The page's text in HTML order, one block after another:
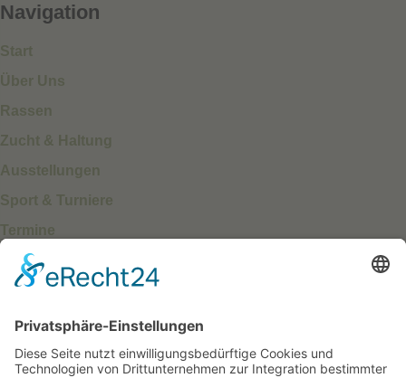
Navigation
Start
Über Uns
Rassen
Zucht & Haltung
Ausstellungen
Sport & Turniere
Termine
Impressum
Datenschutz
Landesgruppen
Nord